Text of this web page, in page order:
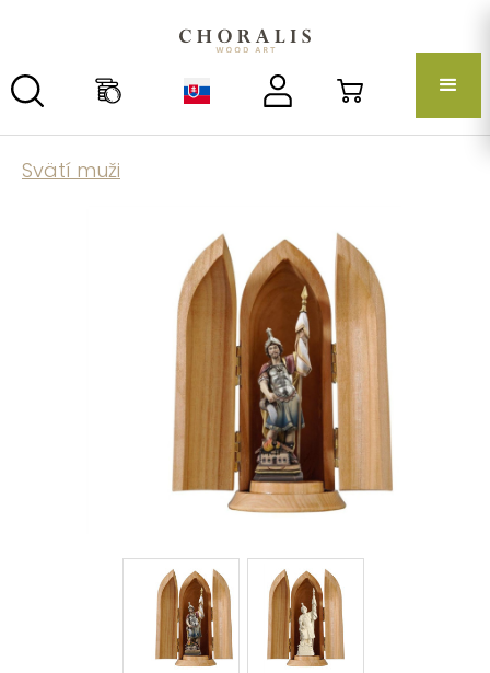
Svätí muži